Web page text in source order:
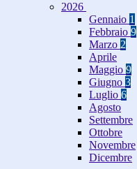
2026
Gennaio 1
Febbraio 9
Marzo 2
Aprile
Maggio 9
Giugno 3
Luglio 6
Agosto
Settembre
Ottobre
Novembre
Dicembre